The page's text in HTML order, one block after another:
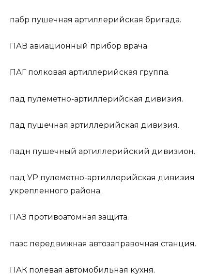
пабр пушечная артиллерийская бригада.
ПАВ авиационный прибор врача.
ПАГ полковая артиллерийская группа.
пад пулеметно-артиллерийская дивизия.
пад пушечная артиллерийская дивизия.
падн пушечный артиллерийский дивизион.
пад УР пулеметно-артиллерийская дивизия
укрепленного района.
ПАЗ противоатомная защита.
пазс передвижная автозаправочная станция.
ПАК полевая автомобильная кухня.